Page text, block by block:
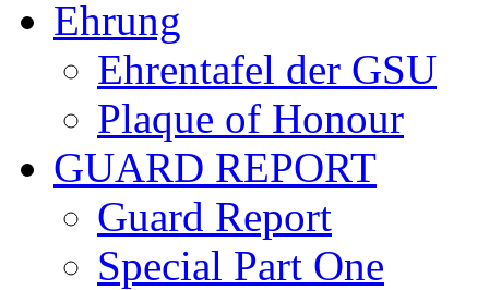
Ehrung
Ehrentafel der GSU
Plaque of Honour
GUARD REPORT
Guard Report
Special Part One